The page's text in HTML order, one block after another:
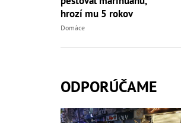
hrozí mu 5 rokov
Domáce
ODPORÚČAME